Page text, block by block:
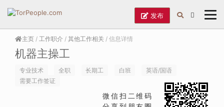
发布
主页 / 工作职介 / 其他工作相关 / 信息详情
机器主操工
专业技术 全职 长期工 白班
英语/国语
需要工作签证
微信扫二维码